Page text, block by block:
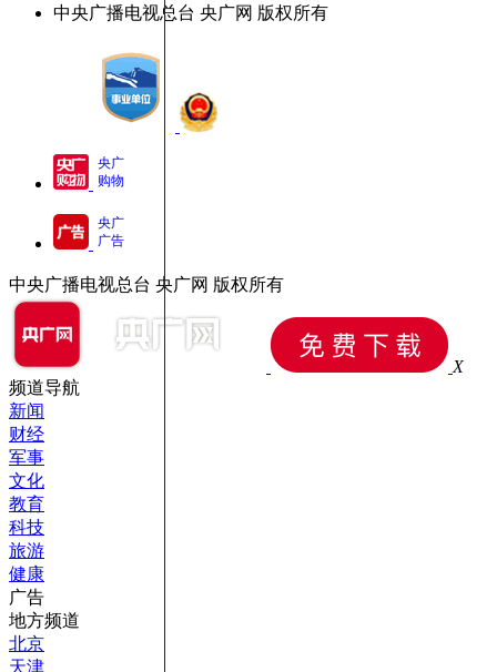
中央广播电视总台 央广网 版权所有
央广
购物
央广
广告
中央广播电视总台 央广网 版权所有
X
频道导航
新闻
财经
军事
文化
教育
科技
旅游
健康
广告
地方频道
北京
天津